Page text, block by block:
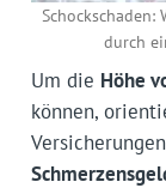
Schockschaden:
durch
Um die Höhe
können,